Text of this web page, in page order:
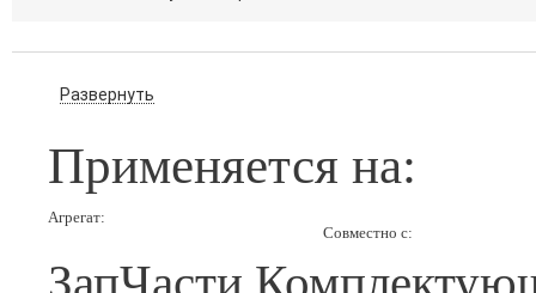
Развернуть
Применяется на:
Агрегат:
Совместно с: